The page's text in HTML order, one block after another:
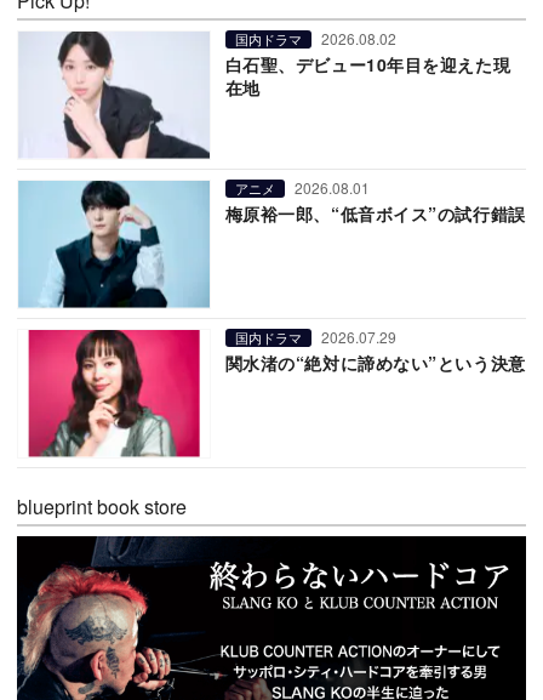
国内ドラマ 2026.08.02
白石聖、デビュー10年目を迎えた現
在地
アニメ 2026.08.01
梅原裕一郎、“低音ボイス”の試行錯誤
国内ドラマ 2026.07.29
関水渚の“絶対に諦めない”という決意
blueprint book store